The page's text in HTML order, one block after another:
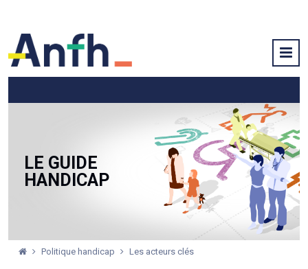
LE GUIDE
HANDICAP
Politique handicap Les acteurs clés